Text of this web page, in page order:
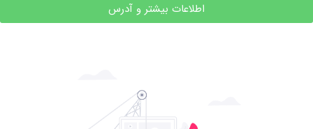
اطلاعات بیشتر و آدرس